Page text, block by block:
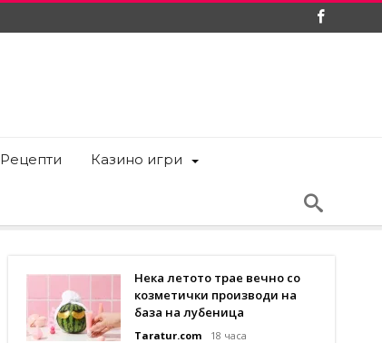
Рецепти Казино игри
Нека летото трае вечно со
козметички производи на
база на лубеница
Taratur.com 18 часа